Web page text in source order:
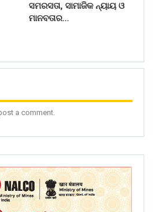
ସମରସତା, ସାମାଜିକ ନ୍ୟାୟ ଓ
ମାନବତାର…
a comment.